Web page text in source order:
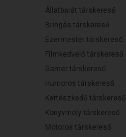
Állatbarát társkereső
Bringás társkereső
Ezermester társkereső
Filmkedvelő társkereső
Gamer társkereső
Humoros társkereső
Kertészkedő társkereső
Könyvmoly társkereső
Motoros társkereső